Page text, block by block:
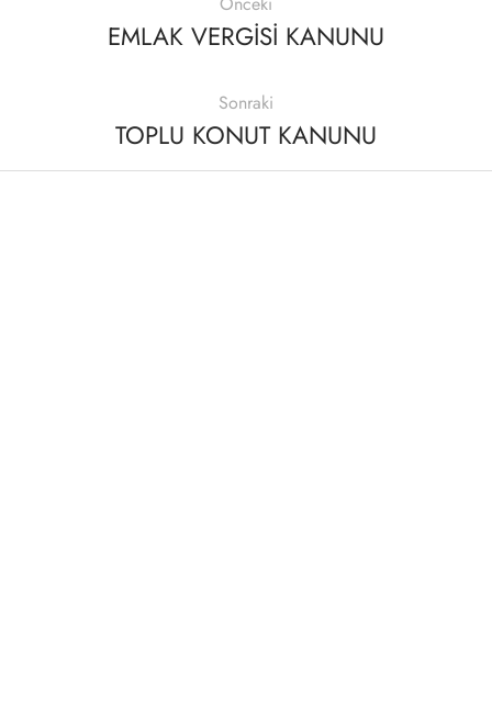
EMLAK VERGİSİ KANUNU
Sonraki
TOPLU KONUT KANUNU